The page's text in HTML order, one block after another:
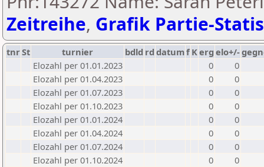
Zeitreihe, Grafik Partie-
tnrSt turnier bdld rd datumf Kerg elo+/-
Elozahl per 01.01.2023
0
0
Elozahl per 01.04.2023
0
0
Elozahl per 01.07.2023
0
0
Elozahl per 01.10.2023
0
0
Elozahl per 01.01.2024
0
0
Elozahl per 01.04.2024
0
0
Elozahl per 01.07.2024
0
0
Elozahl per 01.10.2024
0
0